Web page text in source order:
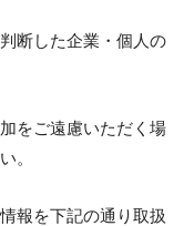
断した企業・個人の
をご遠慮いただく場
。
報を下記の通り取扱